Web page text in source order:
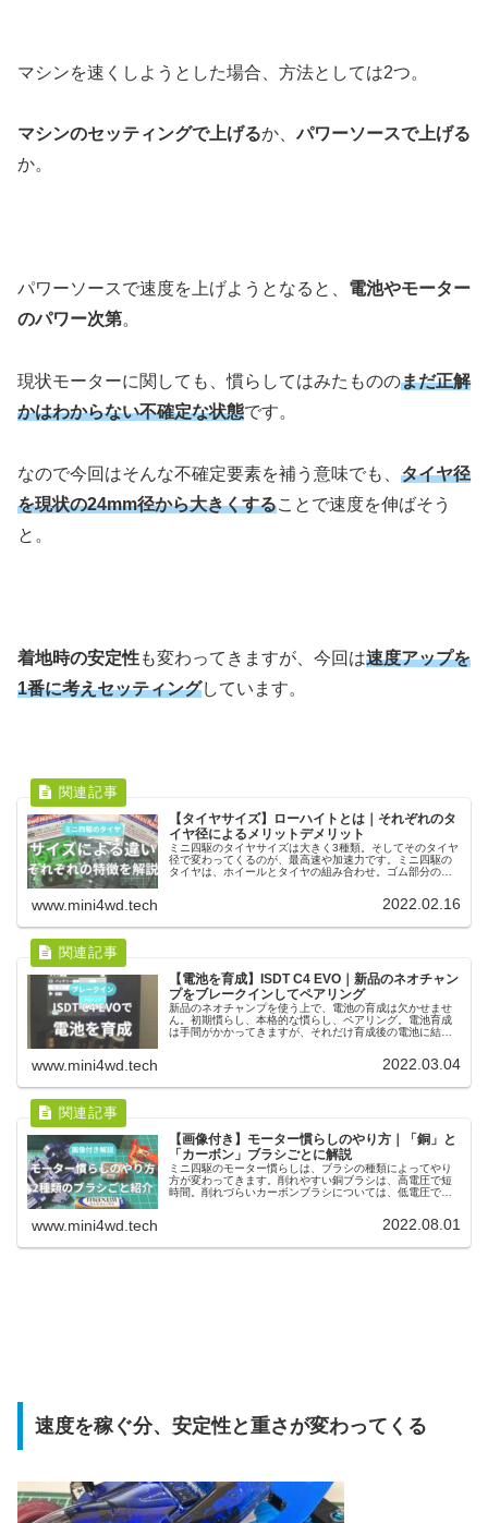
マシンを速くしようとした場合、方法としては2つ。
マシンのセッティングで上げるか、パワーソースで上げる
か。
パワーソースで速度を上げようとなると、 電池やモーター
のパワー次第。
現状モーターに関しても、慣らしてはみたもののまだ正解
かはわからない不確定な状態です。
なので今回はそんな不確定要素を補う意味でも、 タイヤ径
を現状の24mm径から大きくすることで速度を伸ばそう
と。
着地時の安定性も変わってきますが、今回は速度アップを
1番に考えセッティングしています。
【タイヤサイズ】ローハイトとは｜それぞれのタ
イヤ径によるメリットデメリット
ミニ四駆のタイヤサイズは大きく3種類。そしてそのタイヤ
径で変わってくるのが、最高速や加速力です。ミニ四駆の
タイヤは、ホイールとタイヤの組み合わせ。ゴム部分の薄
www.mini4wd.tech 2022.02.16
【電池を育成】ISDT C4 EVO｜新品のネオチャン
プをブレークインしてペアリング
新品のネオチャンプを使う上で、電池の育成は欠かせませ
ん。初期慣らし、本格的な慣らし、ペアリング。電池育成
は手間がかかってきますが、それだけ育成後の電池に結果
www.mini4wd.tech 2022.03.04
【画像付き】モーター慣らしのやり方｜「銅」と
「カーボン」ブラシごとに解説
ミニ四駆のモーター慣らしは、ブラシの種類によってやり
方が変わってきます。削れやすい銅ブラシは、高電圧で短
時間。削れづらいカーボンブラシについては、低電圧で時
www.mini4wd.tech 2022.08.01
速度を稼ぐ分、安定性と重さが変わってくる